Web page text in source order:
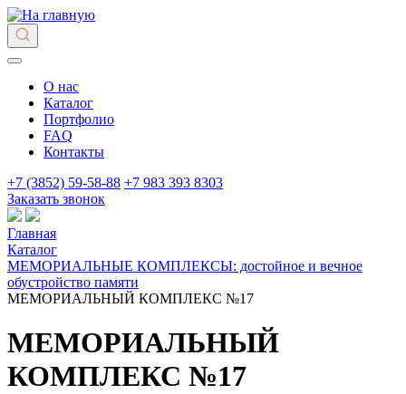
О нас
Каталог
Портфолио
FAQ
Контакты
+7 (3852) 59-58-88 +7 983 393 8303
Заказать звонок
Главная
Каталог
МЕМОРИАЛЬНЫЕ КОМПЛЕКСЫ: достойное и вечное
обустройство памяти
МЕМОРИАЛЬНЫЙ КОМПЛЕКС №17
МЕМОРИАЛЬНЫЙ
КОМПЛЕКС №17